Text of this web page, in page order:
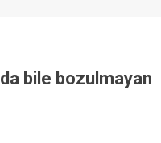
bile bozulmayan